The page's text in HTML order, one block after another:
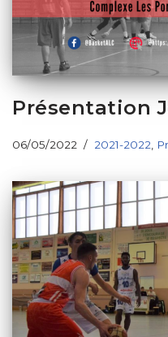
Présentation
06/05/2022 2021-2022,